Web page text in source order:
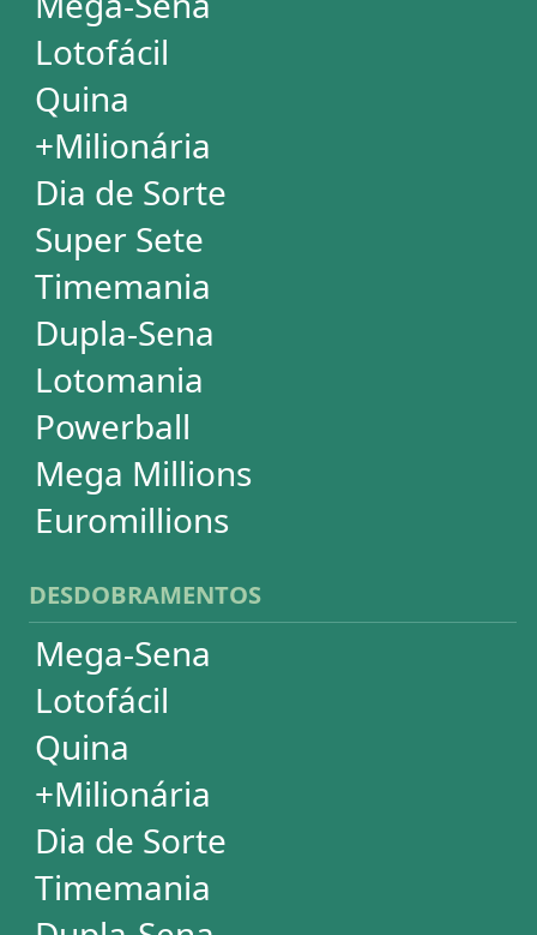
Mega-Sena
Lotofácil
Quina
+Milionária
Dia de Sorte
Timemania
Dupla-Sena
Lotomania
Super Sete
PowerBall
Mega Millions
EuroMillions
Assinatura
Palpites Estatísticos
Análises Estatísticas
Simulador de Apostas
Conferidor de Apostas
Desdobramentos Especiais
Impressão de Volantes
SUPORTE